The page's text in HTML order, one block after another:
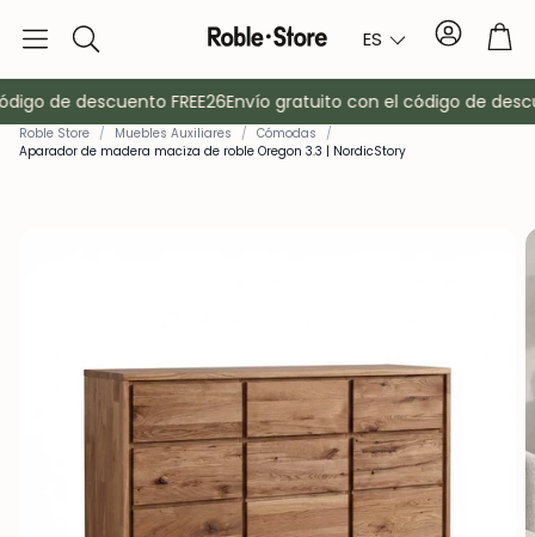
Buscar ES Cuenta
Aparadores
Armarios Mesitas de
Percheros Muebles
de descuento FREE26Envío gratuito con el código de
Roble Store / Muebles Auxiliares / Cómodas
/
Aparador de madera maciza de roble Oregon 3.3 | NordicStory